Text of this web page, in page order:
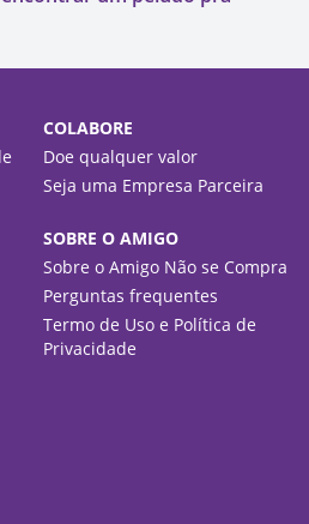
COLABORE
Doe qualquer valor
Seja uma Empresa Parceira
SOBRE O AMIGO
Sobre o Amigo Não se Compra
Perguntas frequentes
Termo de Uso e Política de
Privacidade